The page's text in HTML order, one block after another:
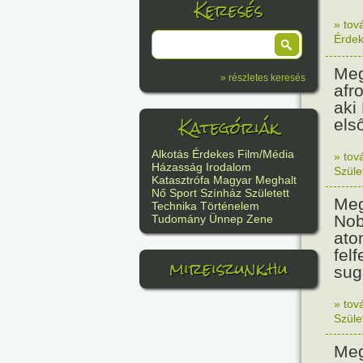
Keresés
» részletes keresés
Kategóriák
Alkotás Érdekes Film/Média
Házasság Irodalom
Katasztrófa Magyar Meghalt
Nő Sport Színház Született
Technika Történelem
Tudomány Ünnep Zene
mireiszunk.hu
»
aki
»
»